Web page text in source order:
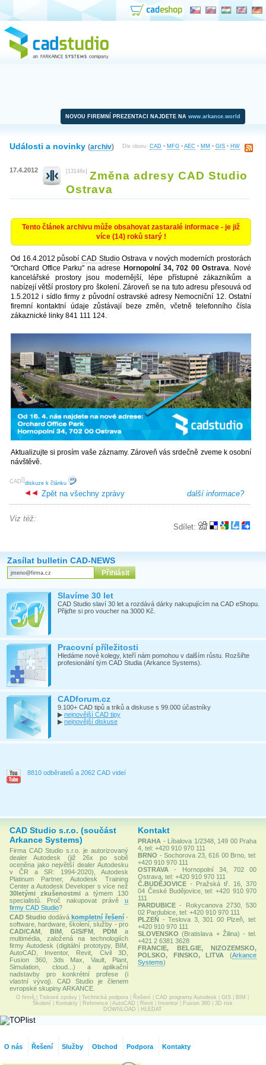
NOVOU FIREMNÍ PREZENTACI NAJDETE NA www.arkance.world
Dle oboru: CAD • MFG • AEC • MM • GIS • HW
Události a novinky (archiv)
17.4.2012 [13148x] Změna adresy CAD Studio
Ostrava
Tento článek archivu může obsahovat zastaralé informace - je již
více (14) roků starý !
Od 16.4.2012 působí CAD StudioOstrava v nových moderních prostorách
"Orchard Office Parku" na adrese Hornopolní 34, 702 00 Ostrava. Nové
kancelářské prostory jsou modernější, lépe přístupné zákazníkům a
nabízejí větší prostory pro školení. Zároveň se na tuto adresu přesouvá od
1.5.2012 i sídlo firmy z původní ostravské adresy Nemocniční 12. Ostatní
firemní kontaktní údaje zůstávají beze změn, včetně telefonního čísla
zákaznické linky 841 111 124.
Aktualizujte si prosím vaše záznamy. Zároveň vás srdečně zveme k osobní
návštěvě.
[
CAD ]
diskuze k článku
další informace?
Zpět na všechny zprávy
Sdílet:
Viz též:
Zasílat bulletin CAD-NEWS
Slavíme 30 let
CAD Studio slaví 30 let a rozdává dárky nakupujícím na CAD eShopu.
Přijďte si pro voucher na 3000 Kč.
Pracovní příležitosti
Hledáme nové kolegy, kteří nám pomohou v dalším růstu. Rozšiřte
profesionální tým CAD Studia (Arkance Systems).
CADforum.cz
9.100+ CAD tipů a triků a diskuse s 99.000 účastníky
▶ nejnovější CAD tipy
▶ nejnovější diskuse
8810 odběratelů a 2062 CAD videí
CAD Studio s.r.o. (součást
Arkance Systems)
Firma CAD Studio s.r.o. je autorizovaný
dealer Autodesk (již 26x po sobě
oceněna jako největší dealer Autodesku
v ČR a SR: 1994-2020), Autodesk
Platinum Partner, Autodesk Training
Center a Autodesk Developer s více než
30letými zkušenostmia týmem 130
specialistů. Proč nakupovat právě u
firmy CAD Studio?
CAD Studio dodávákompletní řešení-
software, hardware, školení, služby - pro
CAD/CAM
BIM,GIS/FM ,PDM a
multimédia, založená na technologiích
firmy Autodesk (digitální prototypy, BIM,
AutoCAD, Inventor, Revit, Civil 3D,
Fusion 360, 3ds Max, Vault, Plant,
Simulation, cloud...) a aplikační
nadstavby pro konkrétní profese (i
vlastní vývoj). CAD Studio je členem
evropské skupiny ARKANCE.
Kontakt
PRAHA - Líbalova 1/2348, 149 00 Praha
4, tel: +420 910 970 111
BRNO - Sochorova 23, 616 00 Brno, tel:
+420 910 970 111
OSTRAVA
- Hornopolní 34, 702 00
Ostrava, tel: +420 910 970 111
Č.BUDĚJOVICE - Pražská tř. 16, 370
04 České Budějovice, tel: +420 910 970
111
PARDUBICE - Rokycanova 2730, 530
02 Pardubice, tel: +420 910 970 111
PLZEŇ - Teslova 3, 301 00 Plzeň, tel:
+420 910 970 111
SLOVENSKO (Bratislava + Žilina) - tel.
+421 2 6381 3628
FRANCIE, BELGIE, NIZOZEMSKO,
POLSKO, FINSKO, LITVA
(Arkance
Systems)
O firmě Tiskové zprávy Technická podpora Řešení CAD programy Autodesk GIS BIM
Školení
Kontakty Reference| AutoCAD Revit Inventor| Fusion 360| 3D tisk
DOWNLOAD
HLEDAT
O nás Řešení Služby Obchod Podpora Kontakty